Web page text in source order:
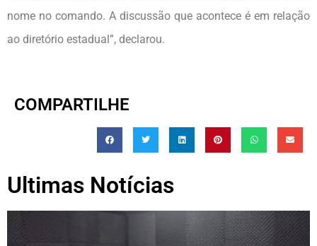
nome no comando. A discussão que acontece é em relação
ao diretório estadual”, declarou.
COMPARTILHE
Ultimas Notícias